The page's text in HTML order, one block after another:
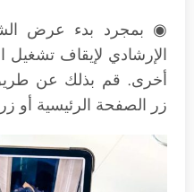
◉ بمجرد بدء عرض
الإرشادي لإيقاف تشغيل
أخرى. قم بذلك عن
زر الصفحة الرئيسية أو